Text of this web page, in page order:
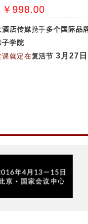
￥998.00
酒店传媒携手多个国际品
子学院
课就定在复活节3月27日